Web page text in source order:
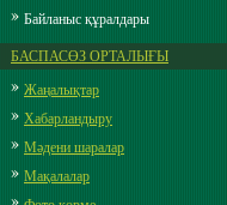
Байланыс құралдары
БАСПАСӨЗ ОРТАЛЫҒЫ
Жаңалықтар
Хабарландыру
Мәдени шаралар
Мақалалар